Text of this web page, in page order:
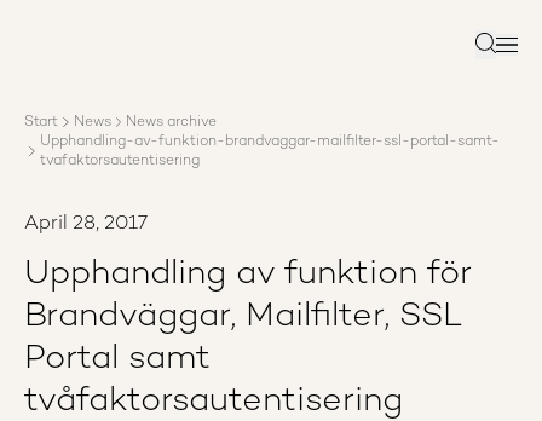
Reports
News
Search
Start News
News archive
Upphandling-av-funktion-brandvaggar-mailfilter-ssl-portal-samt-
tvafaktorsautentisering
April 28, 2017
Upphandling av funktion för
Brandväggar, Mailfilter, SSL
Portal samt
tvåfaktorsautentisering